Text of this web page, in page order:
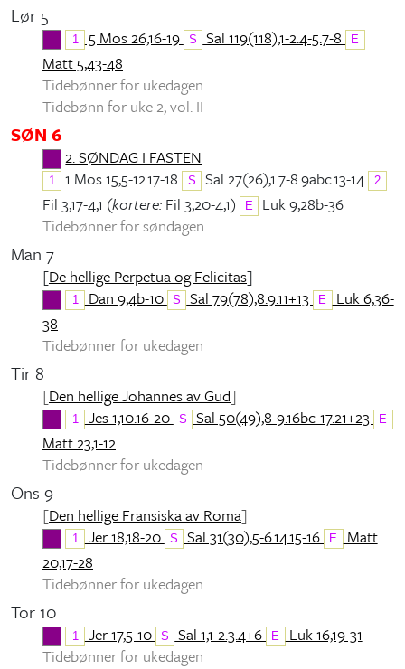
Lør 5
1 5 Mos 26,16-19 S Sal 119(118),1-2.4-5.7-8 E
Matt 5,43-48
Tidebønner for ukedagen
Tidebønn for uke 2, vol. II
SØN 6
2. SØNDAG I FASTEN
1 1 Mos 15,5-12.17-18 S Sal 27(26),1.7-8.9abc.13-14 2
Fil 3,17-4,1 (kortere: Fil 3,20-4,1) E
Luk 9,28b-36
Tidebønner for søndagen
Man 7
[De hellige Perpetua og Felicitas]
1 Dan 9,4b-10 S Sal 79(78),8.9.11+13 E
Luk 6,36-
38
Tidebønner for ukedagen
Tir 8
[Den hellige Johannes av Gud]
1 Jes 1,10.16-20 S Sal 50(49),8-9.16bc-17.21+23 E
Matt 23,1-12
Tidebønner for ukedagen
Ons 9
[Den hellige Fransiska av Roma]
1 Jer 18,18-20 S Sal 31(30),5-6.14.15-16 E
Matt
20,17-28
Tidebønner for ukedagen
Tor 10
1 Jer 17,5-10 S Sal 1,1-2.3.4+6 E
Luk 16,19-31
Tidebønner for ukedagen